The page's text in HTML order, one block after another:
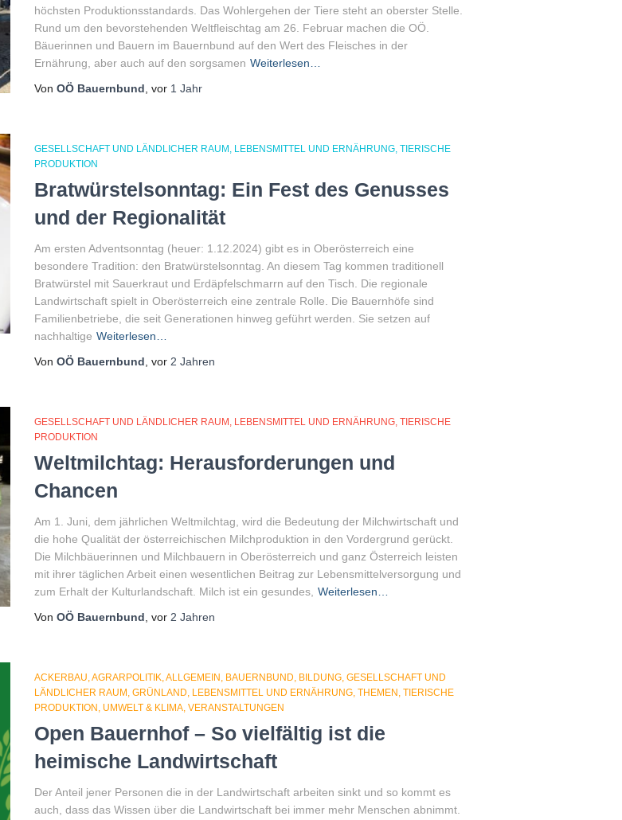
höchsten Produktionsstandards. Das Wohlergehen der Tiere steht an oberster Stelle.
Rund um den bevorstehenden Weltfleischtag am 26. Februar machen die OÖ.
Bäuerinnen und Bauern im Bauernbund auf den Wert des Fleisches in der
Ernährung, aber auch auf den sorgsamen Weiterlesen…
Von OÖ Bauernbund , vor 1 Jahr
GESELLSCHAFT UND LÄNDLICHER RAUM LEBENSMITTEL UND ERNÄHRUNG TIERISCHE
PRODUKTION
Bratwürstelsonntag: Ein Fest des Genusses
und der Regionalität
Am ersten Adventsonntag (heuer: 1.12.2024) gibt es in Oberösterreich eine
besondere Tradition: den Bratwürstelsonntag. An diesem Tag kommen traditionell
Bratwürstel mit Sauerkraut und Erdäpfelschmarrn auf den Tisch. Die regionale
Landwirtschaft spielt in Oberösterreich eine zentrale Rolle. Die Bauernhöfe sind
Familienbetriebe, die seit Generationen hinweg geführt werden. Sie setzen auf
nachhaltige Weiterlesen…
Von OÖ Bauernbund , vor 2 Jahren
GESELLSCHAFT UND LÄNDLICHER RAUM LEBENSMITTEL UND ERNÄHRUNG TIERISCHE
PRODUKTION
Weltmilchtag: Herausforderungen und
Chancen
Am 1. Juni, dem jährlichen Weltmilchtag, wird die Bedeutung der Milchwirtschaft und
die hohe Qualität der österreichischen Milchproduktion in den Vordergrund gerückt.
Die Milchbäuerinnen und Milchbauern in Oberösterreich und ganz Österreich leisten
mit ihrer täglichen Arbeit einen wesentlichen Beitrag zur Lebensmittelversorgung und
zum Erhalt der Kulturlandschaft. Milch ist ein gesundes, Weiterlesen…
Von OÖ Bauernbund , vor 2 Jahren
ACKERBAU AGRARPOLITIK ALLGEMEIN BAUERNBUND BILDUNG GESELLSCHAFT UND
LÄNDLICHER RAUM GRÜNLAND LEBENSMITTEL UND ERNÄHRUNG THEMEN TIERISCHE
PRODUKTION UMWELT & KLIMA VERANSTALTUNGEN
Open Bauernhof – So vielfältig ist die
heimische Landwirtschaft
Der Anteil jener Personen die in der Landwirtschaft arbeiten sinkt und so kommt es
auch, dass das Wissen über die Landwirtschaft bei immer mehr Menschen abnimmt.